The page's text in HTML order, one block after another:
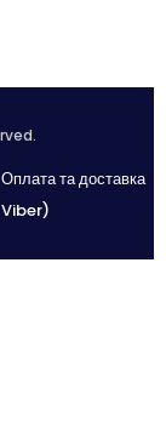
Оплата та доставка